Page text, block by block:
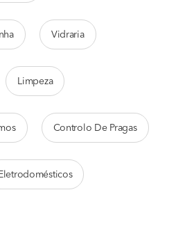
Vidraria
Limpeza
Controlo De Pragas
Eletrodomésticos